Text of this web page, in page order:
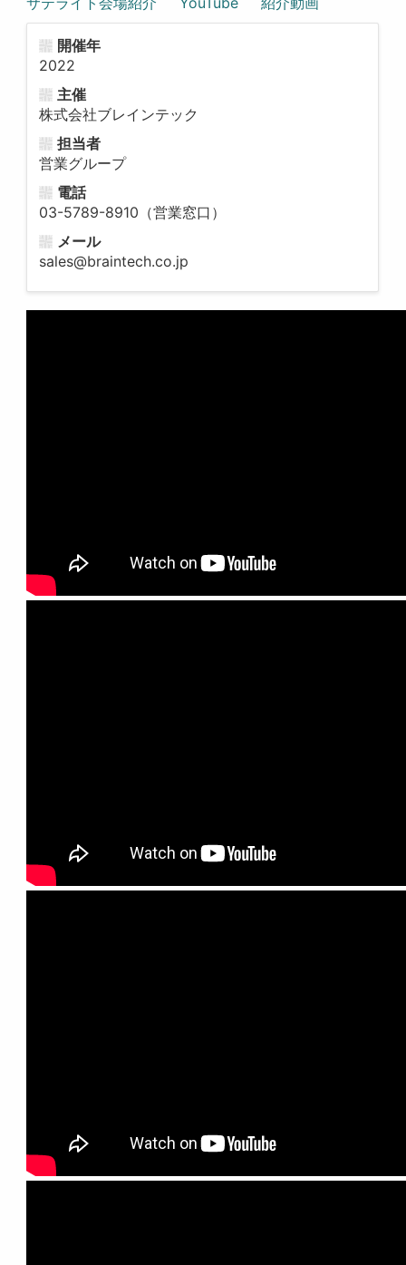
開催年
2022
主催
株式会社ブレインテック
担当者
営業グループ
電話
03-5789-8910（営業窓口）
メール
sales@braintech.co.jp